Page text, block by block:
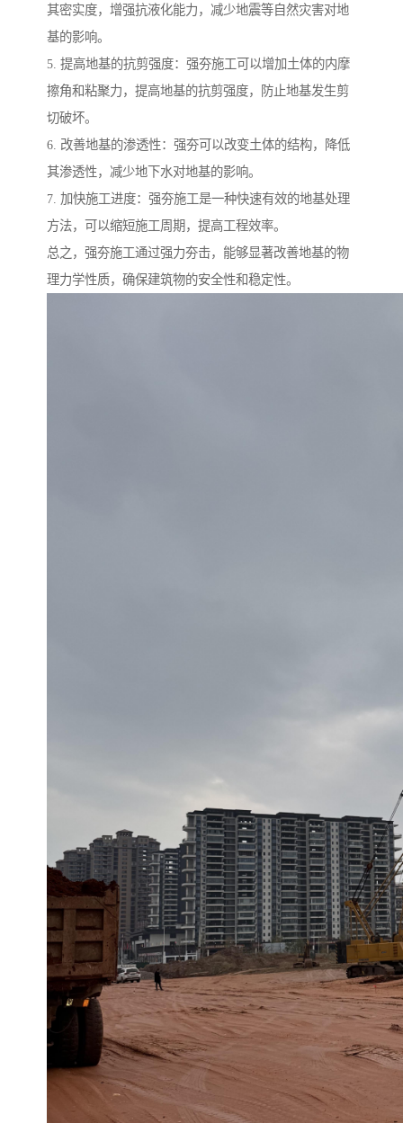
其密实度，增强抗液化能力，减少地震等自然灾害对地
基的影响。
5. 提高地基的抗剪强度：强夯施工可以增加土体的内摩
擦角和粘聚力，提高地基的抗剪强度，防止地基发生剪
切破坏。
6. 改善地基的渗透性：强夯可以改变土体的结构，降低
其渗透性，减少地下水对地基的影响。
7. 加快施工进度：强夯施工是一种快速有效的地基处理
方法，可以缩短施工周期，提高工程效率。
总之，强夯施工通过强力夯击，能够显著改善地基的物
理力学性质，确保建筑物的安全性和稳定性。